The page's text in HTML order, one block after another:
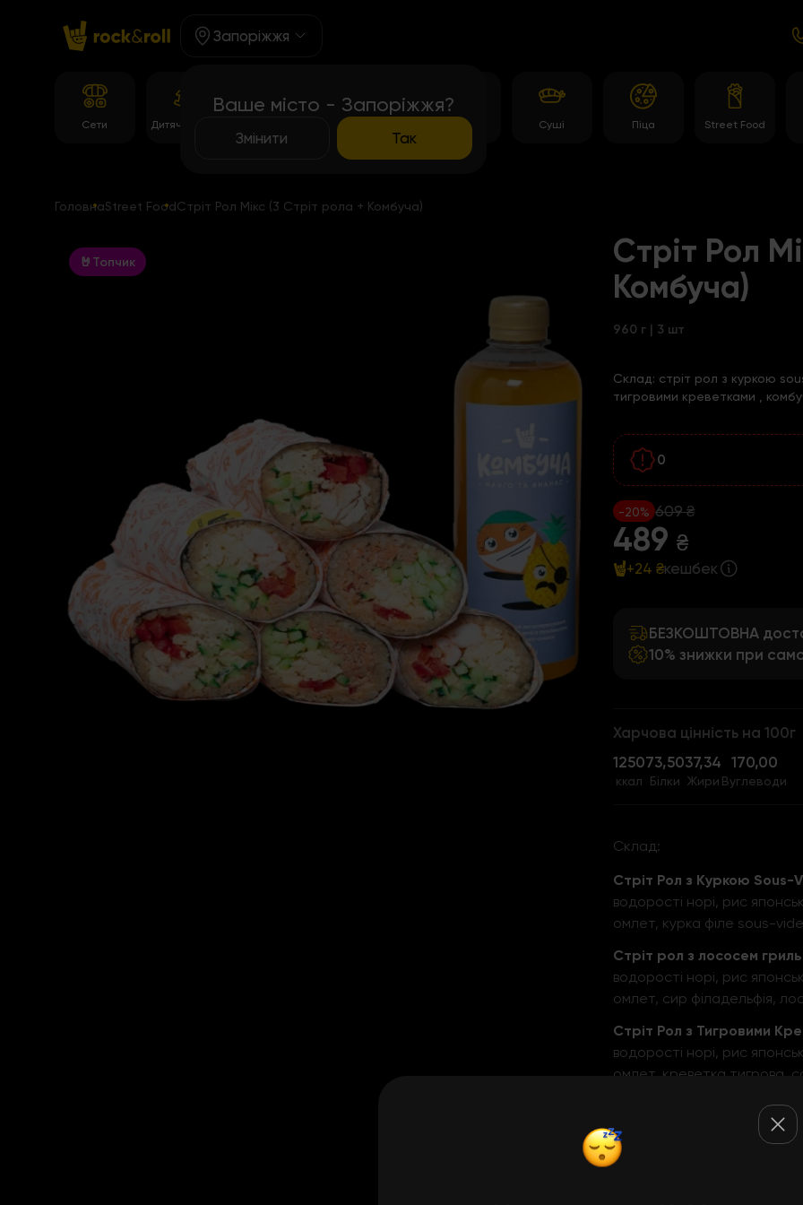
Запоріжжя
Ваше місто - Запоріжжя?
Змінити Так
Сети Дитяче Меню Темпура роли Роли Суші Піца Street Food
ГоловнаStreet FoodСтріт Рол Мікс (3 Стріт рола + Комбуча)
🤘Топчик
Стріт Рол
Комбуча)
960 г | 3 шт
Склад: стріт рол з куркою
тигровими креветками ,
0
609 ₴
-20%
489 ₴
+24 ₴кешбек
БЕЗКОШТОВНА
10% знижки при
Харчова цінність на 100г
ккал
1250
Білки
73,50
Жири
37,34
Вуглеводи
170,00
Склад:
Стріт Рол з Куркою Sous-
водорості норі, рис
омлет, курка філе sous-
Стріт рол з лососем гриль
водорості норі, рис
омлет, сир філадельфія,
Стріт Рол з Тигровими
водорості норі, рис
омлет, креветка тигрова,